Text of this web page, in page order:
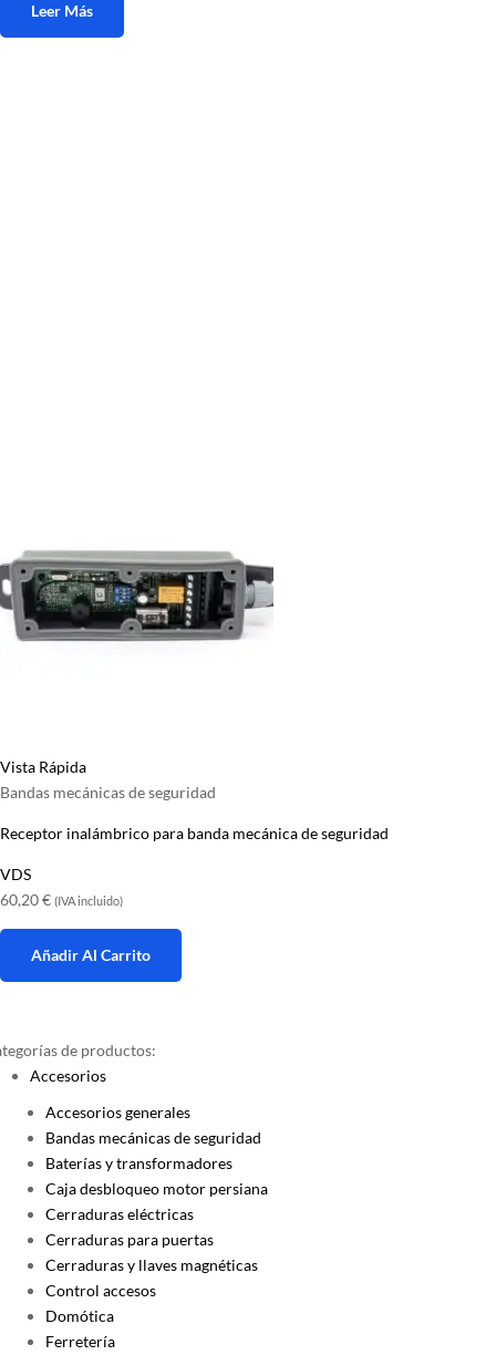
Leer Más
Vista Rápida
Bandas mecánicas de seguridad
Receptor inalámbrico para banda mecánica de seguridad
VDS
60,20€ (IVA incluido)
Añadir Al Carrito
de productos:
Accesorios
Accesorios generales
Bandas mecánicas de seguridad
Baterías y transformadores
Caja desbloqueo motor persiana
Cerraduras eléctricas
Cerraduras para puertas
Cerraduras y llaves magnéticas
Control accesos
Domótica
Ferretería